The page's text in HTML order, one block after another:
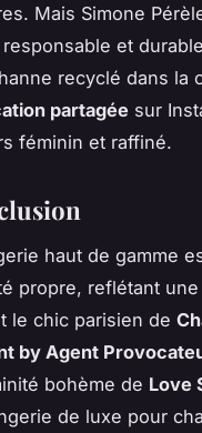
Mais Simone
responsable et
recyclé dans
partagée sur
féminin et raffiné.
haut de gamme
propre, reflétant
le chic parisien de
by Agent
bohème de Love
de luxe pour